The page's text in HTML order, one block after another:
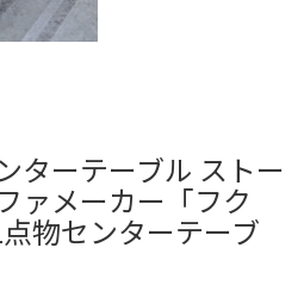
ターテーブル ストー
ァメーカー「フク
物センターテーブ